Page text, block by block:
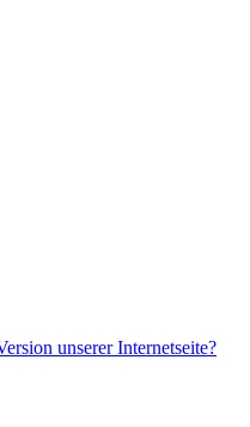
unserer Internetseite?